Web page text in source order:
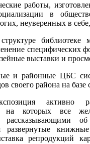
работы,
в
неуверенных в
библиотеке
специфических
выставки и
и районные ЦБС
своего района на
активно
на которых все
рассказывающими
развернутые
репродукций